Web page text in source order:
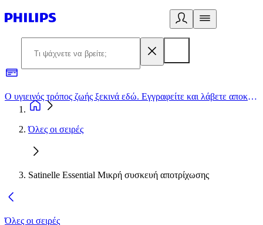
Ο υγιεινός τρόπος ζωής ξεκινά εδώ. Εγγραφείτε και λάβετε αποκλειστικές προσφορές
Όλες οι σειρές
Satinelle Essential Μικρή συσκευή αποτρίχωσης
Όλες οι σειρές